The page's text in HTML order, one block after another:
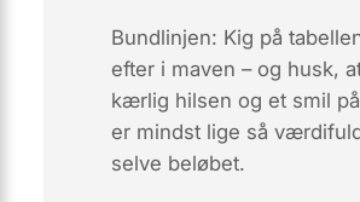
Bundlinjen: Kig på
efter i maven – og husk,
kærlig hilsen og et smil
er mindst lige så
selve beløbet.